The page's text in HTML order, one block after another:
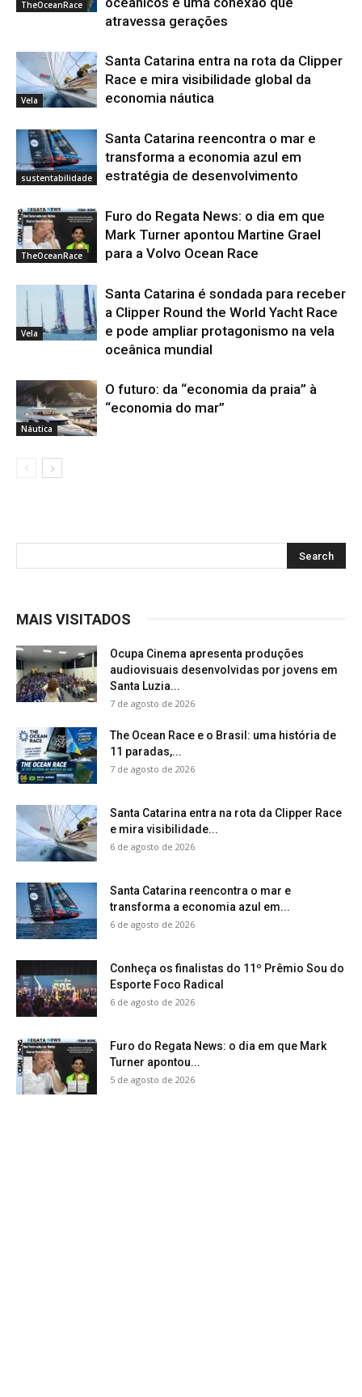
TheOceanRace
atravessa gerações
Vela
Santa Catarina entra na rota da Clipper
Race e mira visibilidade global da
economia náutica
sustentabilidade
Santa Catarina reencontra o mar e
transforma a economia azul em
estratégia de desenvolvimento
TheOceanRace
Furo do Regata News: o dia em que
Mark Turner apontou Martine Grael
para a Volvo Ocean Race
Vela
Santa Catarina é sondada para receber
a Clipper Round the World Yacht Race
e pode ampliar protagonismo na vela
oceânica mundial
Náutica
O futuro: da “economia da praia” à
“economia do mar”
MAIS VISITADOS
Ocupa Cinema apresenta produções
audiovisuais desenvolvidas por jovens em
Santa Luzia...
7 de agosto de 2026
The Ocean Race e o Brasil: uma história de
11 paradas,...
7 de agosto de 2026
Santa Catarina entra na rota da Clipper Race
e mira visibilidade...
6 de agosto de 2026
Santa Catarina reencontra o mar e
transforma a economia azul em...
6 de agosto de 2026
Conheça os finalistas do 11º Prêmio Sou do
Esporte Foco Radical
6 de agosto de 2026
Furo do Regata News: o dia em que Mark
Turner apontou...
5 de agosto de 2026